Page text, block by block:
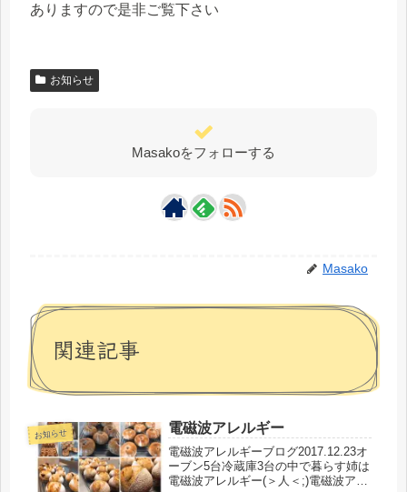
ありますので是非ご覧下さい
お知らせ
Masakoをフォローする
Masako
関連記事
お知らせ 電磁波アレルギー
電磁波アレルギーブログ2017.12.23オ
ーブン5台冷蔵庫3台の中で暮らす姉は
電磁波アレルギー(＞人＜;)電磁波アレ